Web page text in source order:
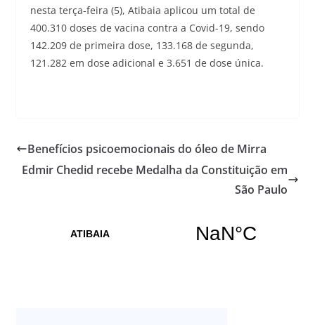
nesta terça-feira (5), Atibaia aplicou um total de
400.310 doses de vacina contra a Covid-19, sendo
142.209 de primeira dose, 133.168 de segunda,
121.282 em dose adicional e 3.651 de dose única.
Benefícios psicoemocionais do óleo de Mirra
Edmir Chedid recebe Medalha da Constituição em
São Paulo